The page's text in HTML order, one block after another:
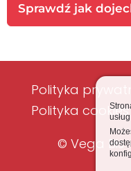
Sprawdź jak
Polityka
Polityka cookies
© Vega Bis